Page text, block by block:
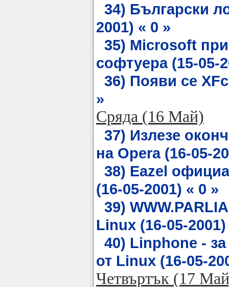
34) Български
2001) « 0 »
35) Microsoft
софтуера (15-05-
36) Появи се
»
Сряда (16 Май)
37) Излезе
на Opera (16-05-
38) Eazel
(16-05-2001) « 0 »
39)
Linux (16-05-2001)
40) Linphone -
от Linux (16-05-
Четвъртък (17